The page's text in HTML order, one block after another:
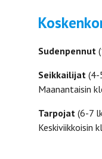
Sudenpennut
Seikkailijat (4-
Maanantaisin
Tarpojat (6-7
Keskiviikkoisin